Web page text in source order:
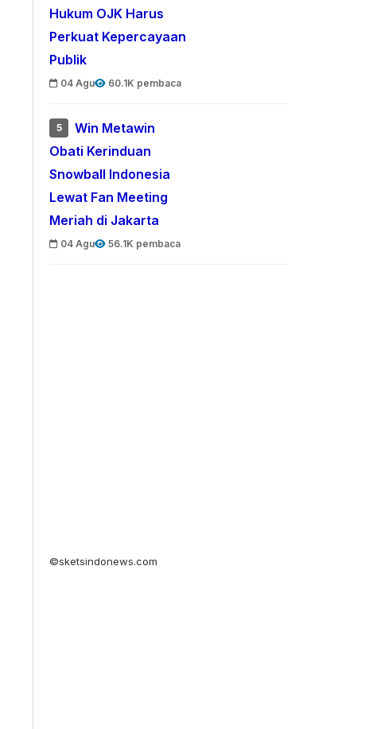
Hukum OJK Harus
Perkuat Kepercayaan
Publik
04 Agu 60.1K pembaca
5
Win Metawin
Obati Kerinduan
Snowball Indonesia
Lewat Fan Meeting
Meriah di Jakarta
04 Agu 56.1K pembaca
©sketsindonews.com